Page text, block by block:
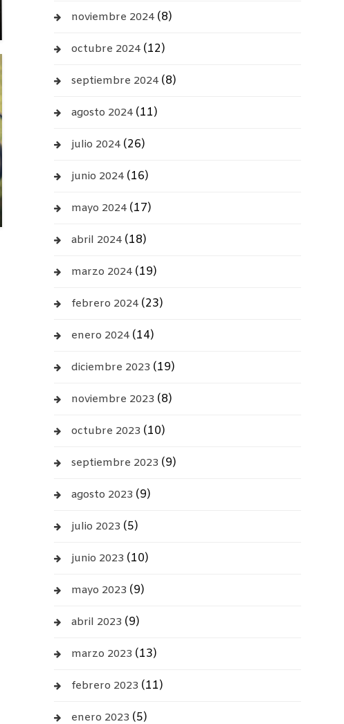
noviembre 2024 (8)
octubre 2024 (12)
septiembre 2024 (8)
agosto 2024 (11)
julio 2024 (26)
junio 2024 (16)
mayo 2024 (17)
abril 2024 (18)
marzo 2024 (19)
febrero 2024 (23)
enero 2024 (14)
diciembre 2023 (19)
noviembre 2023 (8)
octubre 2023 (10)
septiembre 2023 (9)
agosto 2023 (9)
julio 2023 (5)
junio 2023 (10)
mayo 2023 (9)
abril 2023 (9)
marzo 2023 (13)
febrero 2023 (11)
enero 2023 (5)